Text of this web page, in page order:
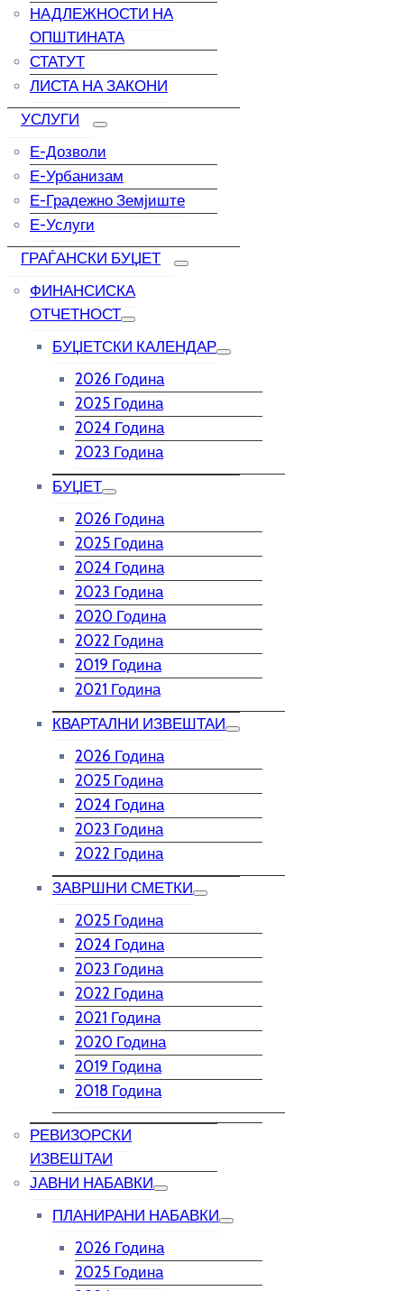
НАДЛЕЖНОСТИ НА
ОПШТИНАТА
СТАТУТ
ЛИСТА НА ЗАКОНИ
УСЛУГИ
Е-Дозволи
Е-Урбанизам
Е-Градежно Земјиште
Е-Услуги
ГРАЃАНСКИ БУЏЕТ
ФИНАНСИСКА
ОТЧЕТНОСТ
БУЏЕТСКИ КАЛЕНДАР
2026 Година
2025 Година
2024 Година
2023 Година
БУЏЕТ
2026 Година
2025 Година
2024 Година
2023 Година
2020 Година
2022 Година
2019 Година
2021 Година
КВАРТАЛНИ ИЗВЕШТАИ
2026 Година
2025 Година
2024 Година
2023 Година
2022 Година
ЗАВРШНИ СМЕТКИ
2025 Година
2024 Година
2023 Година
2022 Година
2021 Година
2020 Година
2019 Година
2018 Година
РЕВИЗОРСКИ
ИЗВЕШТАИ
ЈАВНИ НАБАВКИ
ПЛАНИРАНИ НАБАВКИ
2026 Година
2025 Година